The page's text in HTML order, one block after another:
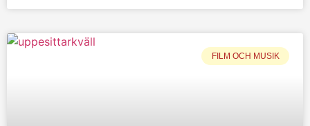
FILM OCH MUSIK